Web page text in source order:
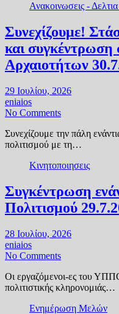
Ανακοινωσεις -
Συνεχίζουμε!
και συγκέντρωση
Αρχαιοτήτων
29 Ιουλίου, 2026
eniaios
No Comments
Συνεχίζουμε την πάλη
πολιτισμού με τη…
Κινητοποιησεις
Συγκέντρωση
Πολιτισμού
28 Ιουλίου, 2026
eniaios
No Comments
Οι εργαζόμενοι-ες του
πολιτιστικής κληρονομιάς…
Ενημέρωση Μελών